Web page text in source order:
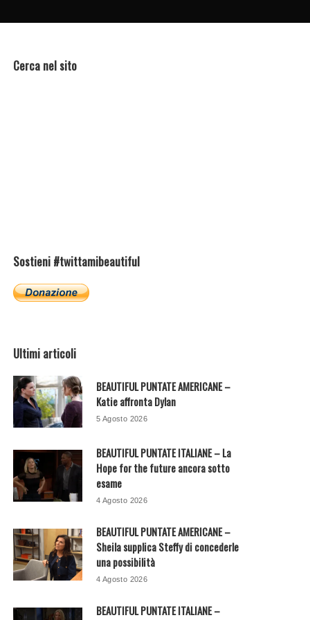
Cerca nel sito
Sostieni #twittamibeautiful
Ultimi articoli
BEAUTIFUL PUNTATE AMERICANE –
Katie affronta Dylan
5 Agosto 2026
BEAUTIFUL PUNTATE ITALIANE – La
Hope for the future ancora sotto
esame
4 Agosto 2026
BEAUTIFUL PUNTATE AMERICANE –
Sheila supplica Steffy di concederle
una possibilità
4 Agosto 2026
BEAUTIFUL PUNTATE ITALIANE –